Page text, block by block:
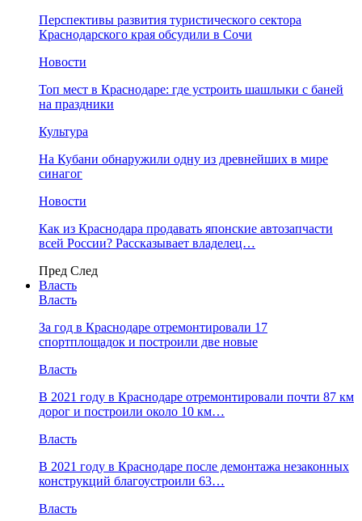
Перспективы развития туристического сектора
Краснодарского края обсудили в Сочи
Новости
Топ мест в Краснодаре: где устроить шашлыки с баней
на праздники
Культура
На Кубани обнаружили одну из древнейших в мире
синагог
Новости
Как из Краснодара продавать японские автозапчасти
всей России? Рассказывает владелец…
Пред След
Власть
Власть
За год в Краснодаре отремонтировали 17
спортплощадок и построили две новые
Власть
В 2021 году в Краснодаре отремонтировали почти 87 км
дорог и построили около 10 км…
Власть
В 2021 году в Краснодаре после демонтажа незаконных
конструкций благоустроили 63…
Власть